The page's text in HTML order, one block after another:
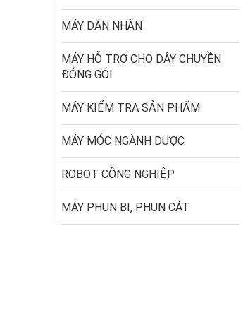
MÁY DÁN NHÃN
MÁY HỖ TRỢ CHO DÂY CHUYỀN
ĐÓNG GÓI
MÁY KIỂM TRA SẢN PHẨM
MÁY MÓC NGÀNH DƯỢC
ROBOT CÔNG NGHIỆP
MÁY PHUN BI, PHUN CÁT